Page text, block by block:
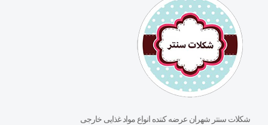
شکلات سنتر شهران عرضه کننده انواع مواد غذایی خارجی